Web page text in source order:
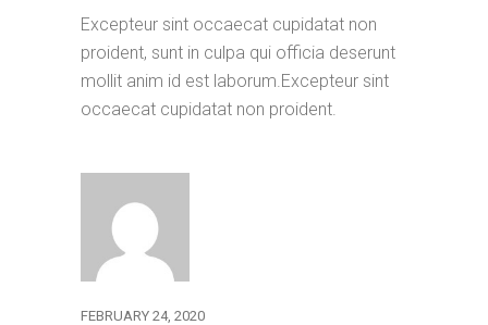
Excepteur sint occaecat cupidatat non
proident, sunt in culpa qui officia deserunt
mollit anim id est laborum.Excepteur sint
occaecat cupidatat non proident.
FEBRUARY 24, 2020